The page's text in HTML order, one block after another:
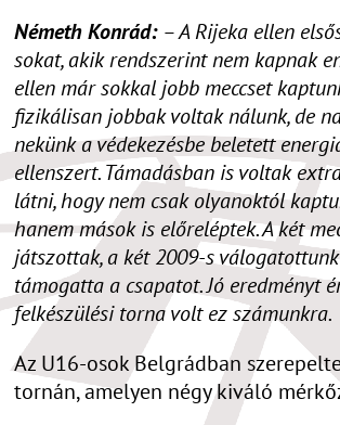
Németh Konrád:– A Rijeka ellen
sokat, akik rendszerint nem kapnak
ellen már sokkal jobb meccset
fizikálisan jobbak voltak nálunk, de
nekünk a védekezésbe beletett
ellenszert. Támadásban is voltak
látni, hogy nem csak olyanoktól
hanem mások is előreléptek. A két
játszottak, a két 2009-s
támogatta a csapatot. Jó eredményt
felkészülési torna volt ez számunkra.
Az U16-osok Belgrádban
tornán, amelyen négy kiváló